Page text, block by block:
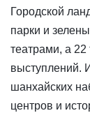
Городской
парки и
театрами, а 22
выступлений.
шанхайских
центров и